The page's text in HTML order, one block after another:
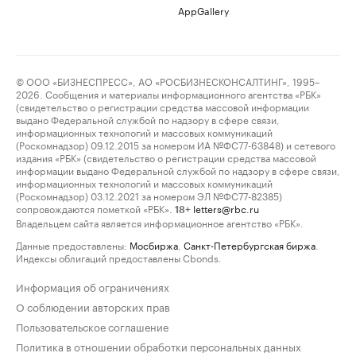
AppGallery
© ООО «БИЗНЕСПРЕСС», АО «РОСБИЗНЕСКОНСАЛТИНГ», 1995–
2026. Сообщения и материалы информационного агентства «РБК»
(свидетельство о регистрации средства массовой информации
выдано Федеральной службой по надзору в сфере связи,
информационных технологий и массовых коммуникаций
(Роскомнадзор) 09.12.2015 за номером ИА №ФС77-63848) и сетевого
издания «РБК» (свидетельство о регистрации средства массовой
информации выдано Федеральной службой по надзору в сфере связи,
информационных технологий и массовых коммуникаций
(Роскомнадзор) 03.12.2021 за номером ЭЛ №ФС77-82385)
сопровождаются пометкой «РБК».
18+ letters@rbc.ru
Владельцем сайта является информационное агентство «РБК».
Данные предоставлены: Мосбиржа Санкт-Петербургская биржа
Индексы облигаций предоставлены Cbonds.
Информация об ограничениях
О соблюдении авторских прав
Пользовательское соглашение
Политика в отношении обработки персональных данных